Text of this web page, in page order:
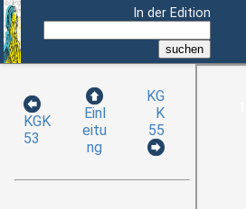
In der Edition
KGK
53
Einl
eitu
ng
KG
K
55